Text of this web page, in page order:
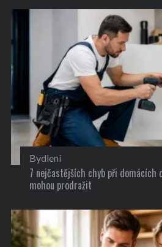
Bydlení
7 nejčastějších chyb při domácích
mohou prodražit